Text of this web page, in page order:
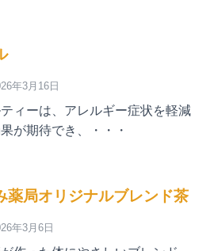
年3月16日
ィーは、アレルギー症状を軽減
が期待でき、・・・
薬局オリジナルブレンド茶
年3月6日